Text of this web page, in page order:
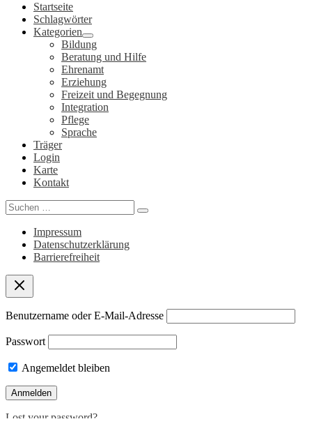
Startseite
Schlagwörter
Kategorien
Bildung
Beratung und Hilfe
Ehrenamt
Erziehung
Freizeit und Begegnung
Integration
Pflege
Sprache
Träger
Login
Karte
Kontakt
Search
for:
Impressum
Datenschutzerklärung
Barrierefreiheit
Benutzername oder E-Mail-Adresse
Passwort
Angemeldet bleiben
Lost your password?